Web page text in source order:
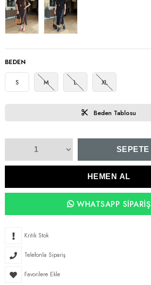
BEDEN
S M L XL
Beden Tablosu
WHATSAPP SIPARIŞ
Kritik Stok
Telefonla Sipariş
Favorilere Ekle